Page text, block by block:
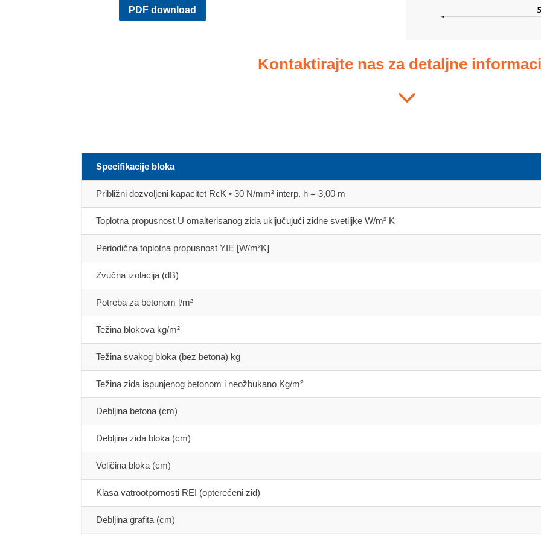
PDF download
Kontaktirajte nas za detaljne
3
Specifikacije bloka
Približni dozvoljeni kapacitet RcK • 30 N/mm² interp. h = 3,00 m
Toplotna propusnost U omalterisanog zida uključujući zidne svetiljke W/m² K
Periodična toplotna propusnost YIE [W/m²K]
Zvučna izolacija (dB)
Potreba za betonom l/m²
Težina blokova kg/m²
Težina svakog bloka (bez betona) kg
Težina zida ispunjenog betonom i neožbukano Kg/m²
Debljina betona (cm)
Debljina zida bloka (cm)
Veličina bloka (cm)
Klasa vatrootpornosti REI (opterećeni zid)
Debljina grafita (cm)